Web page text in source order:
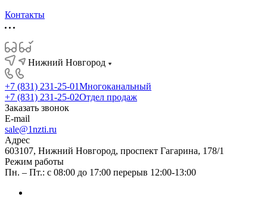
Контакты
Нижний Новгород
+7 (831) 231-25-01Многоканальный
+7 (831) 231-25-02Отдел продаж
Заказать звонок
E-mail
sale@1nzti.ru
Адрес
603107, Нижний Новгород, проспект Гагарина, 178/1
Режим работы
Пн. – Пт.: с 08:00 до 17:00 перерыв 12:00-13:00